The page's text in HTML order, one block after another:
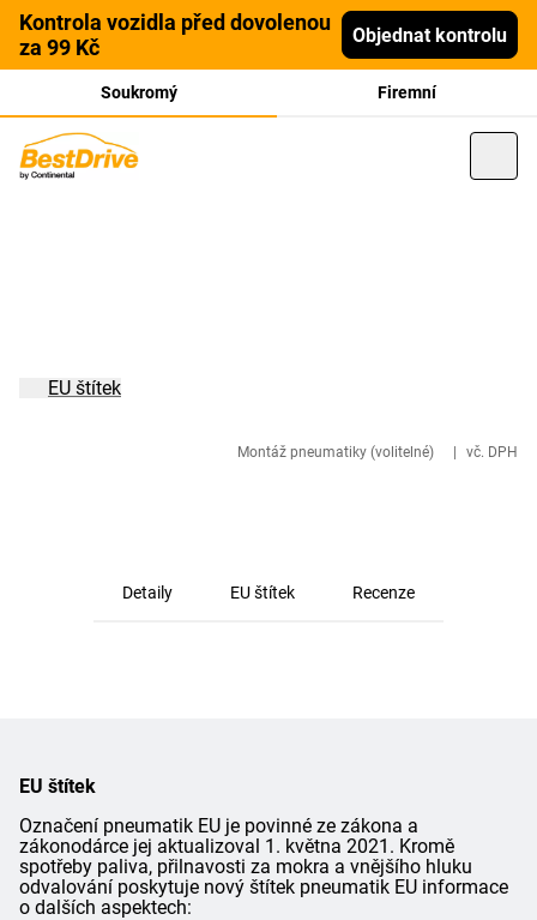
Kontrola vozidla před dovolenou
za 99 Kč
Objednat kontrolu
Soukromý Firemní
Montáž pneumatiky (volitelné) vč. DPH
EU štítek
Detaily EU štítek Recenze
EU štítek
Označení pneumatik EU je povinné ze zákona a
zákonodárce jej aktualizoval 1. května 2021. Kromě
spotřeby paliva, přilnavosti za mokra a vnějšího hluku
odvalování poskytuje nový štítek pneumatik EU informace
o dalších aspektech: